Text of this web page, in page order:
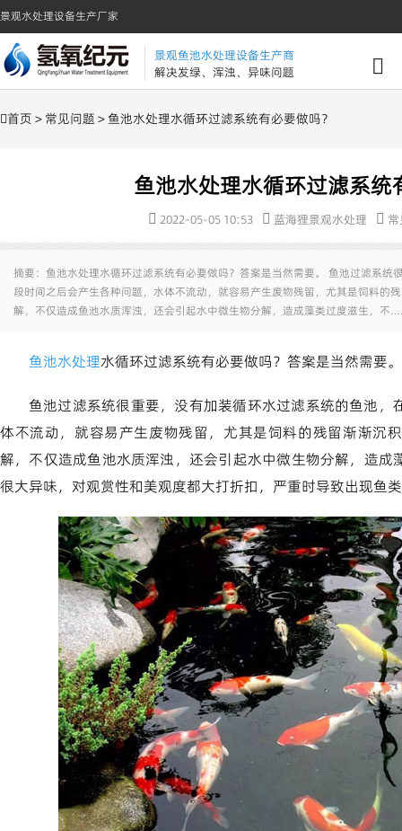
景观水处理设备生产厂家
景观鱼池水处理设备生产商
解决发绿、浑浊、异味问题
首页 > 常见问题 > 鱼池水处理水循环过滤系统有必要做吗？
鱼池水处理水循环过滤系统
2022-05-05 10:53 蓝海狸景观水处理
摘要：鱼池水处理水循环过滤系统有必要做吗？答案是当然需要。 鱼池过滤系统
段时间之后会产生各种问题，水体不流动，就容易产生废物残留，尤其是饲料的
解，不仅造成鱼池水质浑浊，还会引起水中微生物分解，造成藻类过度滋生，不
鱼池水处理水循环过滤系统有必要做吗？答案是当然需要。
鱼池过滤系统很重要，没有加装循环水过滤系统的鱼池
体不流动，就容易产生废物残留，尤其是饲料的残留渐渐沉
解，不仅造成鱼池水质浑浊，还会引起水中微生物分解，造
很大异味，对观赏性和美观度都大打折扣，严重时导致出现鱼